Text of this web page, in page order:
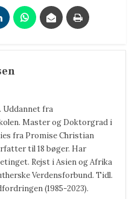
Uddannet fra
Master og Doktorgrad i
fra Promise Christian
til 18 bøger. Har
Rejst i Asien og Afrika
Verdensforbund. Tidl.
(1985-2023).